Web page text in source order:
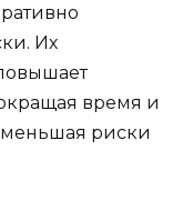
Их
время и
риски